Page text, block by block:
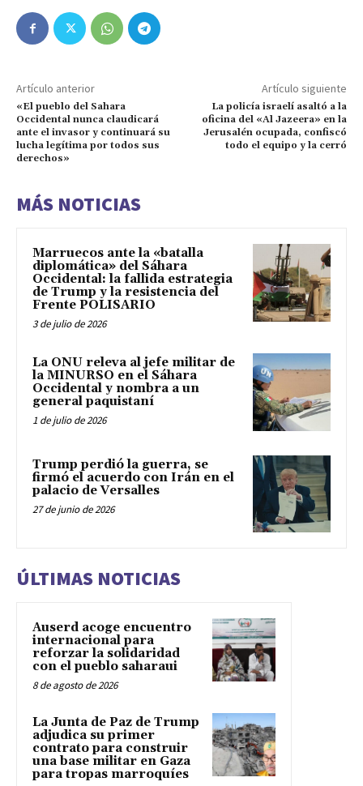
Artículo anterior
«El pueblo del Sahara
Occidental nunca claudicará
ante el invasor y continuará su
lucha legítima por todos sus
derechos»
Artículo siguiente
La policía israelí asaltó a la
oficina del «Al Jazeera» en la
Jerusalén ocupada, confiscó
todo el equipo y la cerró
MÁS NOTICIAS
Marruecos ante la «batalla
diplomática» del Sáhara
Occidental: la fallida estrategia
de Trump y la resistencia del
Frente POLISARIO
3 de julio de 2026
La ONU releva al jefe militar de
la MINURSO en el Sáhara
Occidental y nombra a un
general paquistaní
1 de julio de 2026
Trump perdió la guerra, se
firmó el acuerdo con Irán en el
palacio de Versalles
27 de junio de 2026
ÚLTIMAS NOTICIAS
Auserd acoge encuentro
internacional para
reforzar la solidaridad
con el pueblo saharaui
8 de agosto de 2026
La Junta de Paz de Trump
adjudica su primer
contrato para construir
una base militar en Gaza
para tropas marroquíes